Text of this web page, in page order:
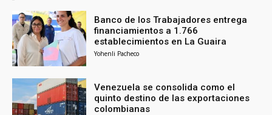
Banco de los Trabajadores entrega
financiamientos a 1.766
establecimientos en La Guaira
Yohenli Pacheco
Venezuela se consolida como el
quinto destino de las exportaciones
colombianas